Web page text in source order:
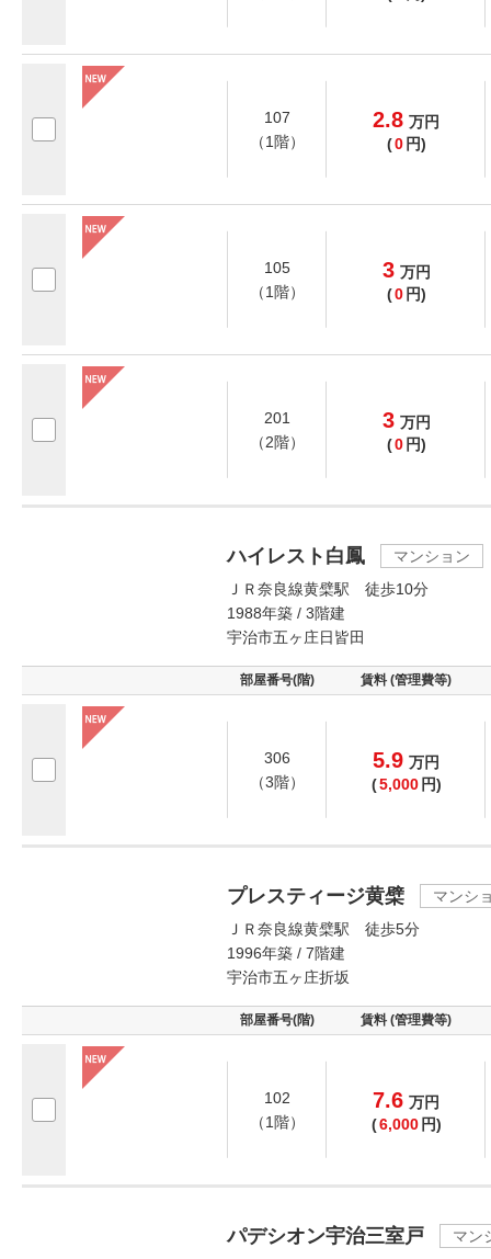
107
（1階）
2.8 万円
(0 円)
105
（1階）
3 万円
(0 円)
201
（2階）
3 万円
(0 円)
ハイレスト白鳳
マンション
ＪＲ奈良線黄檗駅 徒歩10分
1988年築 / 3階建
宇治市五ヶ庄日皆田
部屋番号(階) 賃料 (管理費等)
306
（3階）
5.9 万円
(5,000 円)
プレスティージ黄檗
マンシ
ＪＲ奈良線黄檗駅 徒歩5分
1996年築 / 7階建
宇治市五ヶ庄折坂
部屋番号(階) 賃料 (管理費等)
102
（1階）
7.6 万円
(6,000 円)
パデシオン宇治三室戸
マン